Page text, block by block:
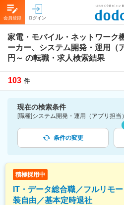
会員登録 ログイン
家電・モバイル・ネットワーク
ーカー、システム開発・運用（
円～ の転職・求人検索結果
103 件
現在の検索条件
条件の変更
積極採用中
IT・データ総合職／フルリモ
装自由／基本定時退社